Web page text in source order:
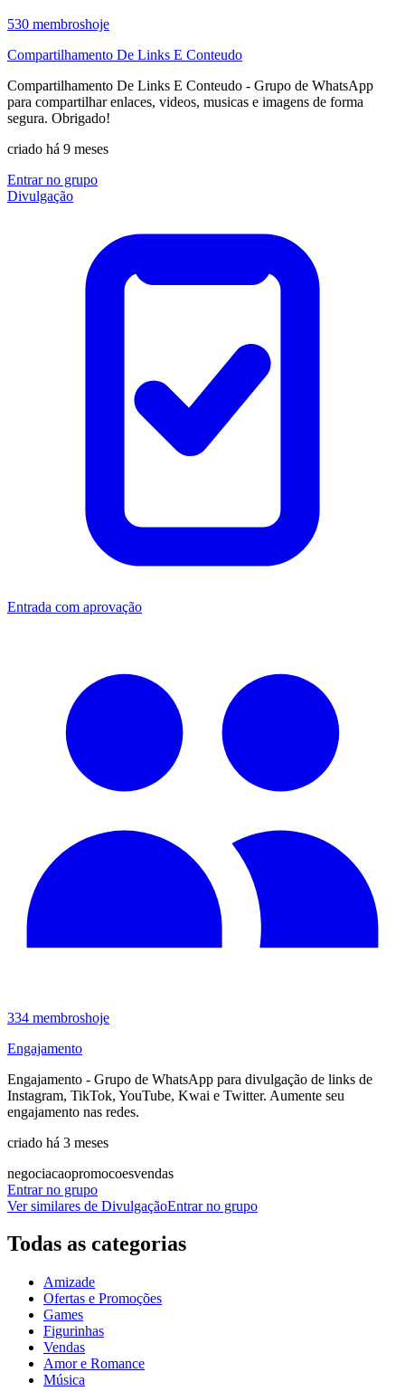
530 membroshoje
Compartilhamento De Links E Conteudo
Compartilhamento De Links E Conteudo - Grupo de WhatsApp
para compartilhar enlaces, videos, musicas e imagens de forma
segura. Obrigado!
criado há 9 meses
Entrar no grupo
Divulgação
Entrada com aprovação
334 membroshoje
Engajamento
Engajamento - Grupo de WhatsApp para divulgação de links de
Instagram, TikTok, YouTube, Kwai e Twitter. Aumente seu
engajamento nas redes.
criado há 3 meses
negociacaopromocoesvendas
Entrar no grupo
Ver similares de DivulgaçãoEntrar no grupo
Todas as categorias
Amizade
Ofertas e Promoções
Games
Figurinhas
Vendas
Amor e Romance
Música